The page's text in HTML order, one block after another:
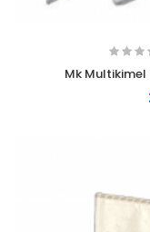
Mk Multikimel